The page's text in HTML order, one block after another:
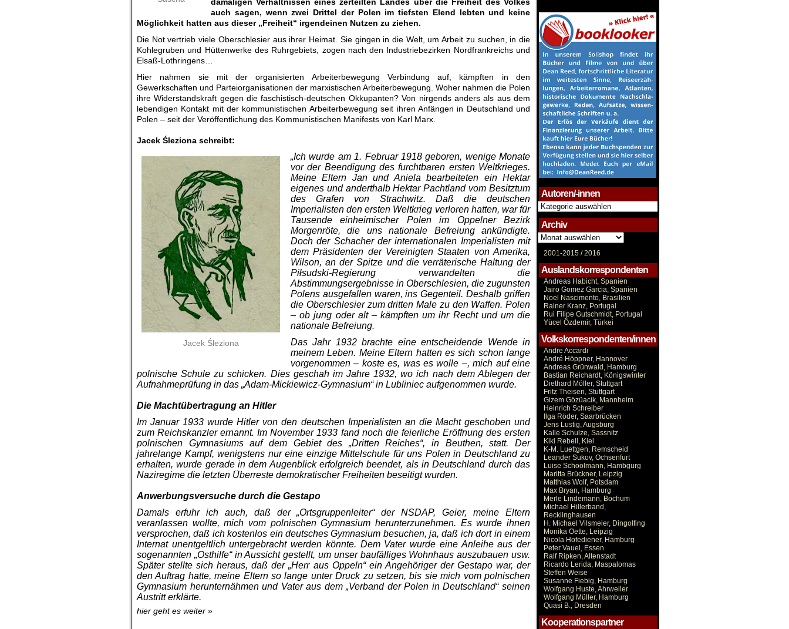
auch sagen, wenn zwei Drittel der Polen im tiefsten Elend lebten und keine
Möglichkeit hatten aus dieser „Freiheit“ irgendeinen Nutzen zu ziehen.
Die Not vertrieb viele Oberschlesier aus ihrer Heimat. Sie gingen in die Welt, um Arbeit zu suchen, in die
Kohlegruben und Hüttenwerke des Ruhrgebiets, zogen nach den Industriebezirken Nordfrankreichs und
Elsaß-Lothringens…
Hier nahmen sie mit der organisierten Arbeiterbewegung Verbindung auf, kämpften in den
Gewerkschaften und Parteiorganisationen der marxistischen Arbeiterbewegung. Woher nahmen die Polen
ihre Widerstandskraft gegen die faschistisch-deutschen Okkupanten? Von nirgends anders als aus dem
lebendigen Kontakt mit der kommunistischen Arbeiterbewegung seit ihren Anfängen in Deutschland und
Polen – seit der Veröffentlichung des Kommunistischen Manifests von Karl Marx.
Jacek Śleziona schreibt:
Jacek Śleziona
„Ich wurde am 1. Februar 1918 ge­boren, wenige Monate
vor der Beendigung des furchtbaren ersten Welt­krieges.
Meine Eltern Jan und Aniela bearbeiteten ein Hektar
eigenes und anderthalb Hektar Pachtland vom Besitztum
des Grafen von Strachwitz. Daß die deutschen
Imperialisten den ersten Weltkrieg verloren hatten, war für
Tausende einheimischer Polen im Oppelner Bezirk
Morgenröte, die uns nationale Befreiung ankündigte.
Doch der Schacher der internationalen Imperialisten mit
dem Präsidenten der Vereinigten Staaten von Amerika,
Wilson, an der Spitze und die verräterische Haltung der
Piłsudski-Regie­rung verwandelten die
Abstimmungsergebnisse in Oberschlesien, die zu­gunsten
Polens ausgefallen waren, ins Gegenteil. Deshalb griffen
die Oberschlesier zum dritten Male zu den Waffen. Polen
– ob jung oder alt – kämpften um ihr Recht und um die
nationale Befreiung.
Das Jahr 1932 brachte eine entscheidende Wende in
meinem Leben. Meine Eltern hatten es sich schon lange
vorgenommen – koste es, was es wolle –, mich auf eine
polnische Schule zu schicken. Dies geschah im Jahre 1932, wo ich nach dem Ablegen der
Aufnahmeprüfung in das „Adam­-Mickiewicz-Gymnasium“ in Lubliniec aufgenommen wurde.
Die Machtübertragung an Hitler
Im Januar 1933 wurde Hitler von den deutschen Imperialisten an die Macht geschoben und
zum Reichskanzler ernannt. Im November 1933 fand noch die feierliche Eröffnung des ersten
pol­nischen Gymnasiums auf dem Gebiet des „Dritten Reiches“, in Beuthen, statt. Der
jahrelange Kampf, wenigstens nur eine einzige Mittelschule für uns Polen in Deutschland zu
erhalten, wurde gerade in dem Augenblick erfolgreich beendet, als in Deutschland durch das
Naziregime die letzten Überreste demokratischer Freiheiten beseitigt wurden.
Anwerbungsversuche durch die Gestapo
Damals erfuhr ich auch, daß der „Ortsgruppenleiter“ der NSDAP, Geier, meine Eltern
veranlassen wollte, mich vom polnischen Gymnasium herunter­zunehmen. Es wurde ihnen
versprochen, daß ich kostenlos ein deutsches Gymnasium besuchen, ja, daß ich dort in einem
Internat unentgeltlich unter­gebracht werden könnte. Dem Vater wurde eine Anleihe aus der
soge­nannten „Osthilfe“ in Aussicht gestellt, um unser baufälliges Wohnhaus auszubauen usw.
Später stellte sich heraus, daß der „Herr aus Oppeln“ ein Angehöriger der Gestapo war, der
den Auftrag hatte, meine Eltern so lange unter Druck zu setzen, bis sie mich vom pol­nischen
Gymnasium herunternähmen und Vater aus dem „Verband der Polen in Deutschland“ seinen
Austritt erklärte.
hier geht es weiter »
Autoren/-innen
Autoren/-
innen
Archiv
Archiv
2001-2015 /2016
Auslandskorrespondenten
Andreas Habicht, Spanien
Jairo Gomez Garcia, Spanien
Noel Nascimento, Brasilien
Rainer Kranz, Portugal
Rui Filipe Gutschmidt, Portugal
Yücel Özdemir, Türkei
Volkskorrespondenten/innen
Andre Accardi
André Höppner, Hannover
Andreas Grünwald, Hamburg
Bastian Reichardt, Königswinter
Diethard Möller, Stuttgart
Fritz Theisen, Stuttgart
Gizem Gözüacik, Mannheim
Heinrich Schreiber
Ilga Röder, Saarbrücken
Jens Lustig, Augsburg
Kalle Schulze, Sassnitz
Kiki Rebell, Kiel
K-M. Luettgen, Remscheid
Leander Sukov, Ochsenfurt
Luise Schoolmann, Hambgurg
Maritta Brückner, Leipzig
Matthias Wolf, Potsdam
Max Bryan, Hamburg
Merle Lindemann, Bochum
Michael Hillerband,
Recklinghausen
H. Michael Vilsmeier, Dingolfing
Monika Oette, Leipzig
Nicola Hofediener, Hamburg
Peter Vauel, Essen
Ralf Ripken, Altenstadt
Ricardo Lerida, Maspalomas
Steffen Weise
Susanne Fiebig, Hamburg
Wolfgang Huste, Ahrweiler
Wolfgang Müller, Hamburg
Quasi B., Dresden
Kooperationspartner